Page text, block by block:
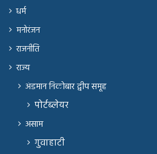
धर्म
मनोरंजन
राजनीति
राज्य
अंडमान निकोबार द्वीप समूह
पोर्टब्लेयर
असाम
गुवाहाटी